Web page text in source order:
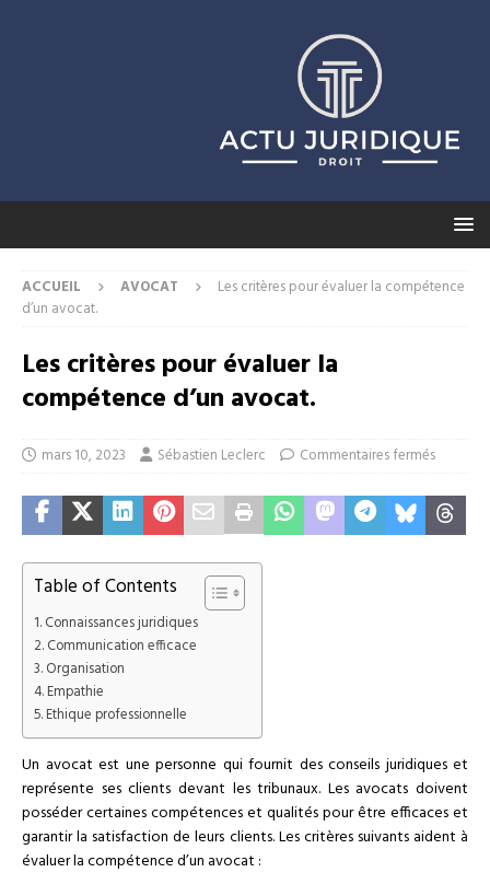
ACCUEIL AVOCAT
Les critères pour évaluer la compétence
d’un avocat.
Les critères pour évaluer la
compétence d’un avocat.
mars 10, 2023 Sébastien Leclerc Commentaires fermés
Table of Contents
Connaissances juridiques
Communication efficace
Organisation
Empathie
Ethique professionnelle
Un avocat est une personne qui fournit des conseils juridiques et
représente ses clients devant les tribunaux. Les avocats doivent
posséder certaines compétences et qualités pour être efficaces et
garantir la satisfaction de leurs clients. Les critères suivants aident à
évaluer la compétence d’un avocat :